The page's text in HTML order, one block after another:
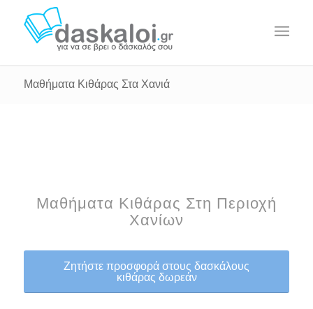
Μαθήματα Κιθάρας Στα Χανιά
Μαθήματα Κιθάρας Στη Περιοχή
Χανίων
Ζητήστε προσφορά στους δασκάλους
κιθάρας δωρεάν